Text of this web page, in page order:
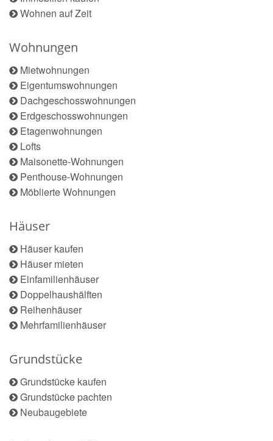
Wohnen auf Zeit
Wohnungen
Mietwohnungen
Eigentumswohnungen
Dachgeschosswohnungen
Erdgeschosswohnungen
Etagenwohnungen
Lofts
Maisonette-Wohnungen
Penthouse-Wohnungen
Möblierte Wohnungen
Häuser
Häuser kaufen
Häuser mieten
Einfamilienhäuser
Doppelhaushälften
Reihenhäuser
Mehrfamilienhäuser
Grundstücke
Grundstücke kaufen
Grundstücke pachten
Neubaugebiete